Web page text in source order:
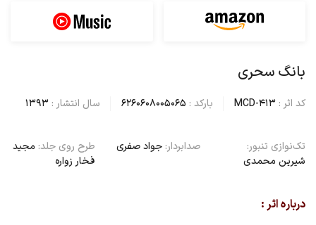
بانگ سحری
کد اثر : MCD-413 بارکد : 6260608005065 سال انتشار : 1393
تک‌نوازی تنبور:
شیرین محمدی
صدابردار:جواد صفری طرح روی جلد: مجید
فخار زواره
درباره اثر :